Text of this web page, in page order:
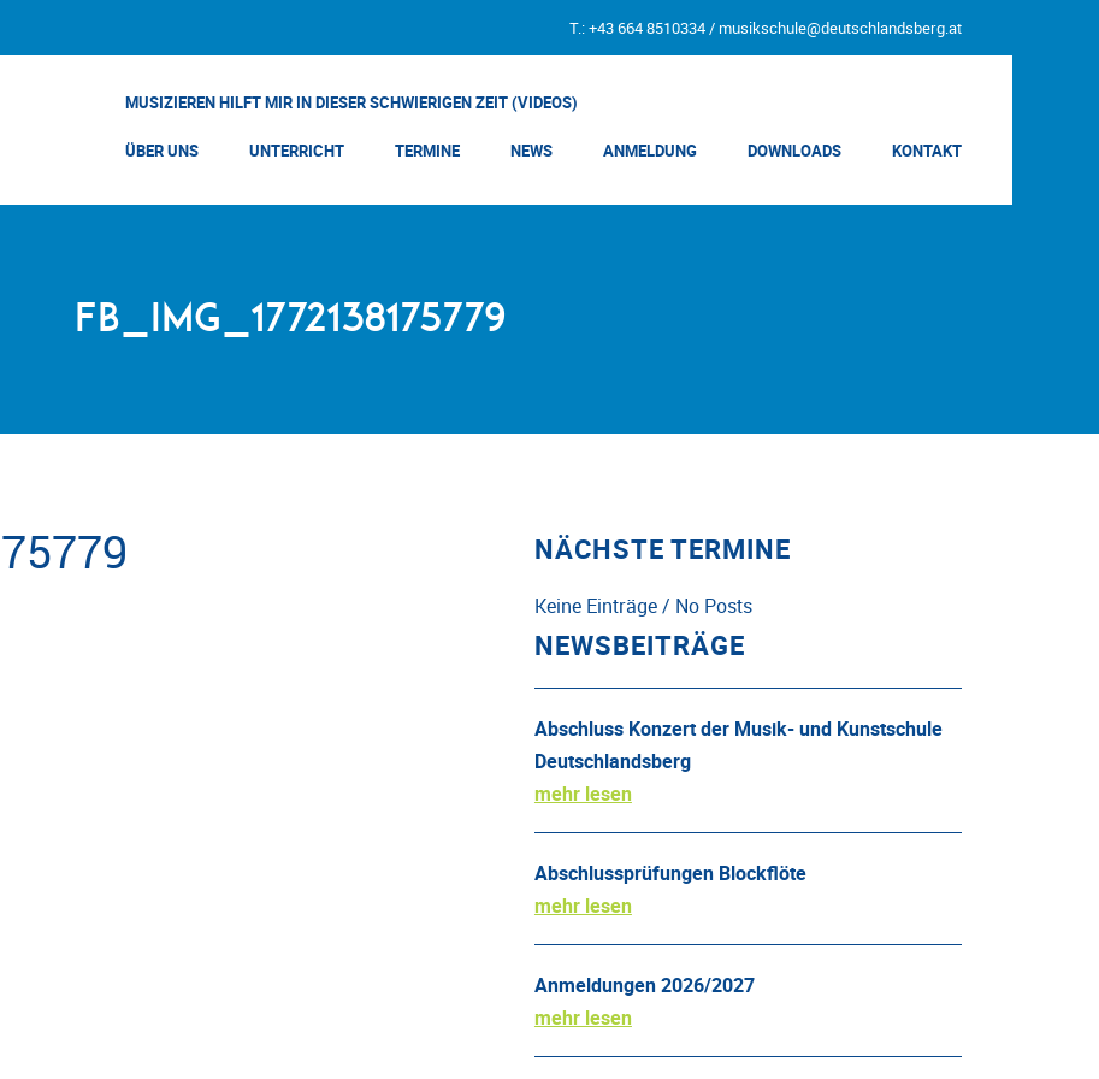
T.: +43 664 8510334 / musikschule@deutschlandsberg.at
MUSIZIEREN HILFT MIR IN DIESER SCHWIERIGEN ZEIT (VIDEOS)
ÜBER UNS UNTERRICHT TERMINE NEWS ANMELDUNG DOWNLOADS KONTAKT
FB_IMG_1772138175779
NÄCHSTE TERMINE
Keine Einträge / No Posts
NEWSBEITRÄGE
Abschluss Konzert der Musik- und Kunstschule
Deutschlandsberg
mehr lesen
Abschlussprüfungen Blockflöte
mehr lesen
Anmeldungen 2026/2027
mehr lesen